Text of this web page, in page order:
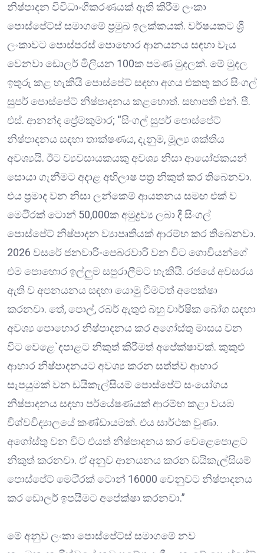
නිෂ්පාදන විවිධාංගීකරණයක් ඇති කිරීම ලංකා
පොස්පේට්ස් සමාගමේ ප්‍රමුඛ ඉලක්කයක්. වර්ෂයකට ශ්‍රී
ලංකාවට පොස්පරස් පොහොර ආනයනය සඳහා වැය
වෙනවා ඩොලර් මිලියන 100ක පමණ මුදලක්. මේ මුදල
ඉතුරු කළ හැකියි පොස්පේට් සඳහා අගය එකතු කර සිංගල්
සුපර් පොස්පේට් නිෂ්පාදනය කළහොත්. සභාපති එන්. පී.
එස්. ආනන්ද ප්‍රේමකුමාර; “සිංගල් සුපර් පොස්පේට්
නිෂ්පාදනය සඳහා තාක්ෂණය, දැනුම, මූල්‍ය ශක්තිය
අවශ්‍යයි. ඊට ව්‍යවසායකයකු අවශ්‍ය නිසා ආයෝජකයන්
සොයා ගැනීමට අදාළ අභිලාෂ පත්‍ර නිකුත් කර තිබෙනවා.
එය ප්‍රමාද වන නිසා ලන්කෙම් ආයතනය සමඟ එක් ව
මෙටි්‍රක් ටොන් 50,000ක අමුද්‍රව්‍ය ලබා දී සිංගල්
පොස්පේට් නිෂ්පාදන ව්‍යාපෘතියක් ආරම්භ කර තිබෙනවා.
2026 වසරේ ජනවාරි-පෙබරවාරි වන විට ගොවියන්ගේ
එම පොහොර ඉල්ලුම සපුරාලීමට හැකියි. රජයේ අවසරය
ඇති ව අපනයනය සඳහා යොමු වීමටත් අපෙක්ෂා
කරනවා. තේ, පොල්, රබර් ඇතුළු බහු වාර්ෂික බෝග සඳහා
අවශ්‍ය පොහොර නිෂ්පාදනය කර අගෝස්තු මාසය වන
විට වෙළෙ`ඳපාළට නිකුත් කිරීමත් අපේක්ෂාවක්. කුකුළු
ආහාර නිෂ්පාදනයට අවශ්‍ය කරන සත්ත්ව ආහාර
සැපයුමක් වන ඩයිකැල්සියම් පොස්පේට් සංයෝගය
නිෂ්පාදනය සඳහා පර්යේෂණයක් ආරම්භ කළා වයඹ
විශ්වවිද්‍යාලයේ කණ්ඩායමක්. එය සාර්ථක වුණා.
අගෝස්තු වන විට එයත් නිෂ්පාදනය කර වෙළෙපොළට
නිකුත් කරනවා. ඒ අනුව ආනයනය කරන ඩයිකැල්සියම්
පොස්පේට් මෙටි්‍රක් ටොන් 16000 වෙනුවට නිෂ්පාදනය
කර ඩොලර් ඉපයීමට අපේක්ෂා කරනවා.”
මේ අනුව ලංකා පොස්පේට්ස් සමාගමේ නව